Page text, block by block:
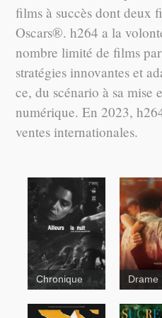
films à succès dont deux
Oscars®. h264 a la
nombre limité de films
stratégies innovantes et
ce, du scénario à sa mise
numérique. En 2023,
ventes internationales.
Chronique Drame